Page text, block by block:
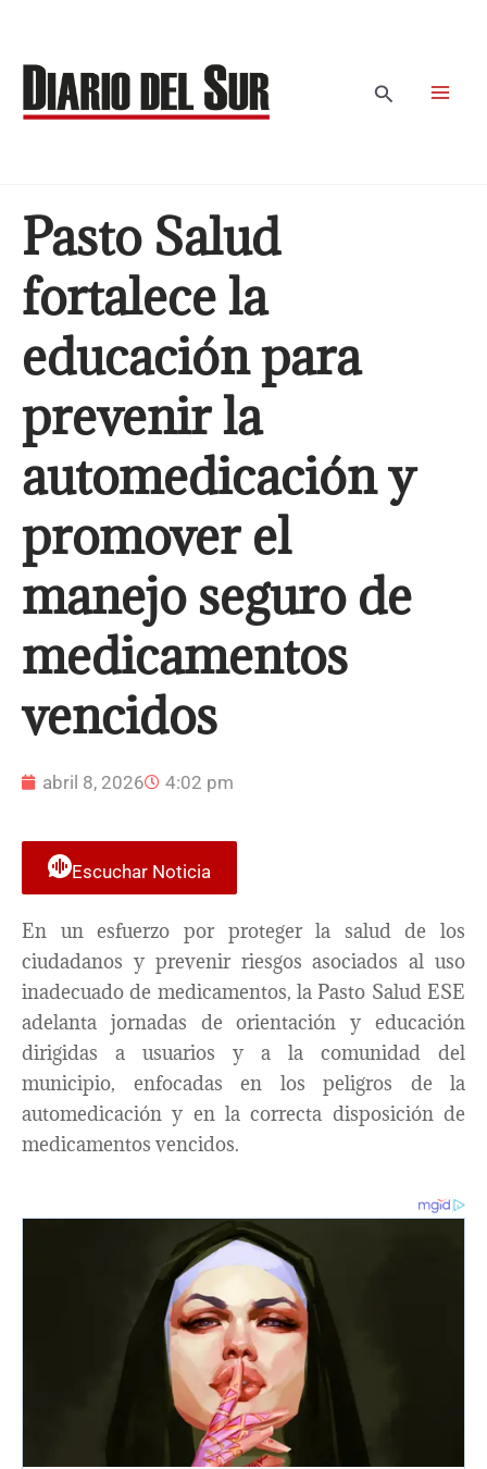
contenido
Buscar
Pasto Salud
fortalece la
educación para
prevenir la
automedicación y
promover el
manejo seguro de
medicamentos
vencidos
abril 8, 2026 4:02 pm
Escuchar Noticia
En un esfuerzo por proteger la salud de los
ciudadanos y prevenir riesgos asociados al uso
inadecuado de medicamentos, la Pasto Salud ESE
adelanta jornadas de orientación y educación
dirigidas a usuarios y a la comunidad del
municipio, enfocadas en los peligros de la
automedicación y en la correcta disposición de
medicamentos vencidos.